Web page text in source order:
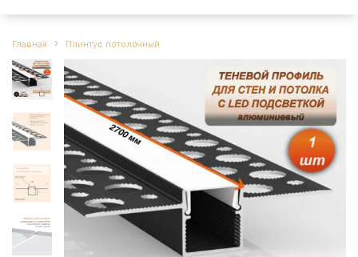
Главная Плинтус потолочный